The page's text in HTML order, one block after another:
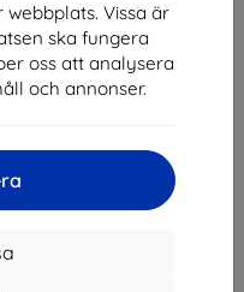
Vissa är
ska fungera
oss att analysera
och annonser.
354 kr
I lager > 5 st